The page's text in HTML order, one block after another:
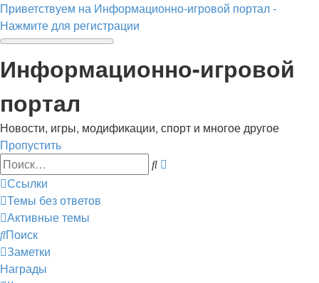
Приветствуем на Информационно-игровой портал -
Нажмите для регистрации
Информационно-игровой
портал
Новости, игры, модификации, спорт и многое другое
Пропустить
Поиск
Ссылки
Темы без ответов
Активные темы
Поиск
Заметки
Награды